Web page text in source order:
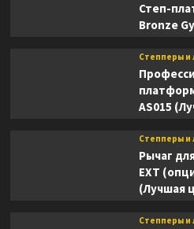
Степ-
Bronze
Степперы и
AS015
Степперы и
Рычаг
EXT
(Лучшая
Степперы и